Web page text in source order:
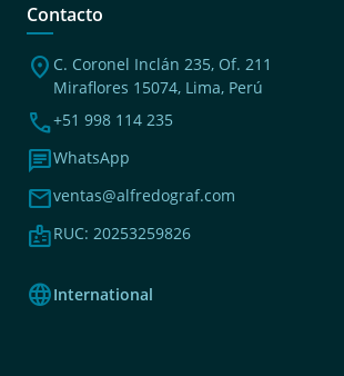
Contacto
location_on C. Coronel Inclán 235, Of. 211
Miraflores 15074, Lima, Perú
phone+51 998 114 235
chatWhatsApp
mailventas@alfredograf.com
badgeRUC: 20253259826
languageInternational